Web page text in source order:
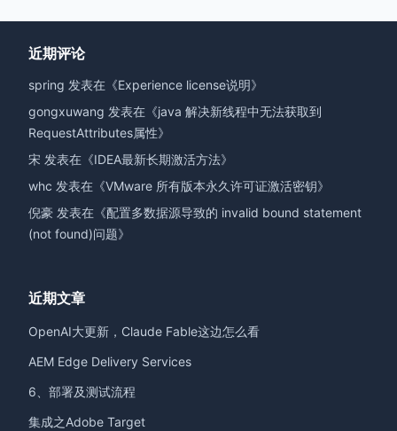
近期评论
spring 发表在《Experience license说明》
gongxuwang 发表在《java 解决新线程中无法获取到
RequestAttributes属性》
宋 发表在《IDEA最新长期激活方法》
whc 发表在《VMware 所有版本永久许可证激活密钥》
倪豪 发表在《配置多数据源导致的 invalid bound statement
(not found)问题》
近期文章
OpenAI大更新，Claude Fable这边怎么看
AEM Edge Delivery Services
6、部署及测试流程
集成之Adobe Target